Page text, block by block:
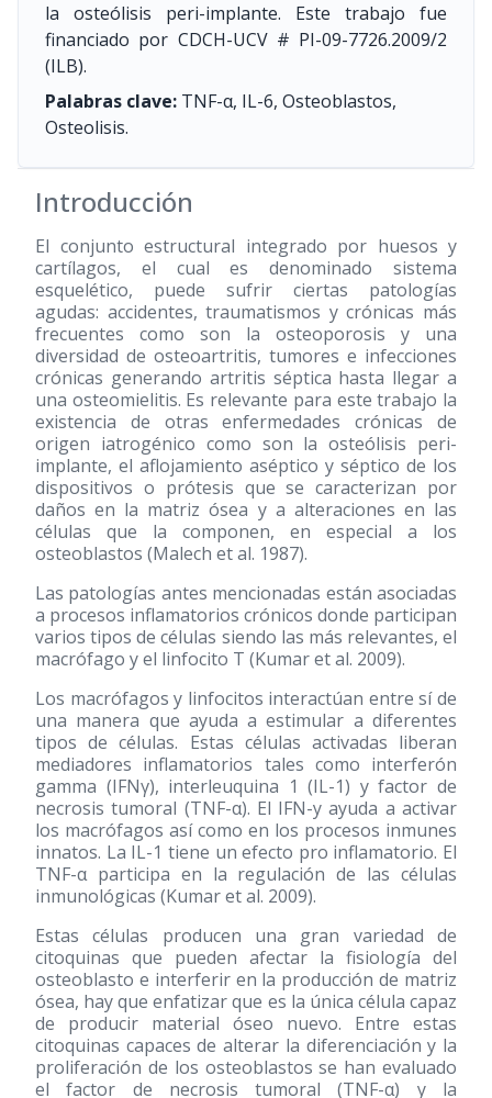
la osteólisis peri-implante. Este trabajo fue
financiado por CDCH-UCV # PI-09-7726.2009/2
(ILB).
Palabras clave: TNF-α, IL-6, Osteoblastos,
Osteolisis.
Introducción
El conjunto estructural integrado por huesos y
cartílagos, el cual es denominado sistema
esquelético, puede sufrir ciertas patologías
agudas: accidentes, traumatismos y crónicas más
frecuentes como son la osteoporosis y una
diversidad de osteoartritis, tumores e infecciones
crónicas generando artritis séptica hasta llegar a
una osteomielitis. Es relevante para este trabajo la
existencia de otras enfermedades crónicas de
origen iatrogénico como son la osteólisis peri-
implante, el aflojamiento aséptico y séptico de los
dispositivos o prótesis que se caracterizan por
daños en la matriz ósea y a alteraciones en las
células que la componen, en especial a los
osteoblastos (Malech et al. 1987).
Las patologías antes mencionadas están asociadas
a procesos inflamatorios crónicos donde participan
varios tipos de células siendo las más relevantes, el
macrófago y el linfocito T (Kumar et al. 2009).
Los macrófagos y linfocitos interactúan entre sí de
una manera que ayuda a estimular a diferentes
tipos de células. Estas células activadas liberan
mediadores inflamatorios tales como interferón
gamma (IFNγ), interleuquina 1 (IL-1) y factor de
necrosis tumoral (TNF-α). El IFN-y ayuda a activar
los macrófagos así como en los procesos inmunes
innatos. La IL-1 tiene un efecto pro inflamatorio. El
TNF-α participa en la regulación de las células
inmunológicas (Kumar et al. 2009).
Estas células producen una gran variedad de
citoquinas que pueden afectar la fisiología del
osteoblasto e interferir en la producción de matriz
ósea, hay que enfatizar que es la única célula capaz
de producir material óseo nuevo. Entre estas
citoquinas capaces de alterar la diferenciación y la
proliferación de los osteoblastos se han evaluado
el factor de necrosis tumoral (TNF-α) y la